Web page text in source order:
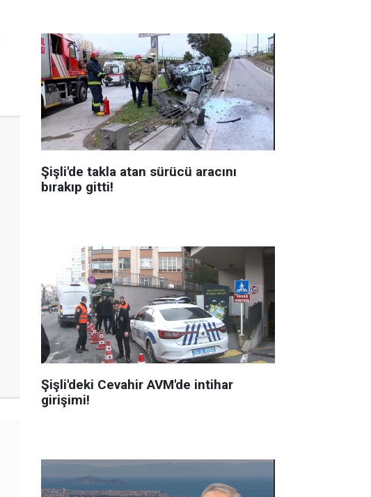
Şişli'de takla atan sürücü aracını
bırakıp gitti!
Şişli'deki Cevahir AVM'de intihar
girişimi!